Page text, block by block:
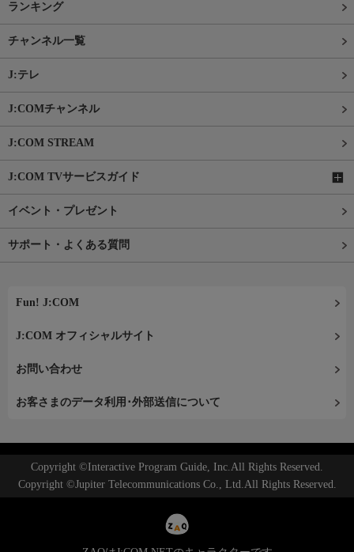
ランキング
チャンネル一覧
J:テレ
J:COMチャンネル
J:COM STREAM
J:COM TVサービスガイド
イベント・プレゼント
サポート・よくある質問
Fun! J:COM
J:COM オフィシャルサイト
お問い合わせ
お客さまのデータ利用･外部送信について
Copyright ©Interactive Program Guide, Inc.All Rights Reserved.
Copyright ©Jupiter Telecommunications Co., Ltd.All Rights Reserved.